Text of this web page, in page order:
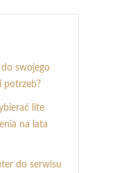
swojego
potrzeb?
lite
na lata
do serwisu